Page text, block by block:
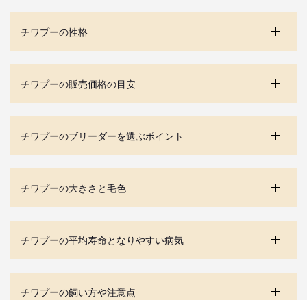
チワプーの性格
チワプーの販売価格の目安
チワプーのブリーダーを選ぶポイント
チワプーの大きさと毛色
チワプーの平均寿命となりやすい病気
チワプーの飼い方や注意点